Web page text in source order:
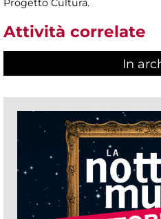
Progetto Cultura.
Attività correlate
In